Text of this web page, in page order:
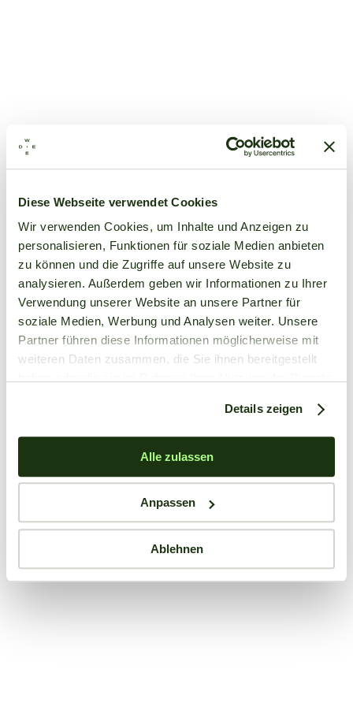
Diese Webseite verwendet Cookies
Wir verwenden Cookies, um Inhalte und Anzeigen zu
personalisieren, Funktionen für soziale Medien anbieten
zu können und die Zugriffe auf unsere Website zu
analysieren. Außerdem geben wir Informationen zu Ihrer
Verwendung unserer Website an unsere Partner für
soziale Medien, Werbung und Analysen weiter. Unsere
Partner führen diese Informationen möglicherweise mit
weiteren Daten zusammen, die Sie ihnen bereitgestellt
Details zeigen
Alle zulassen
Anpassen
Ablehnen